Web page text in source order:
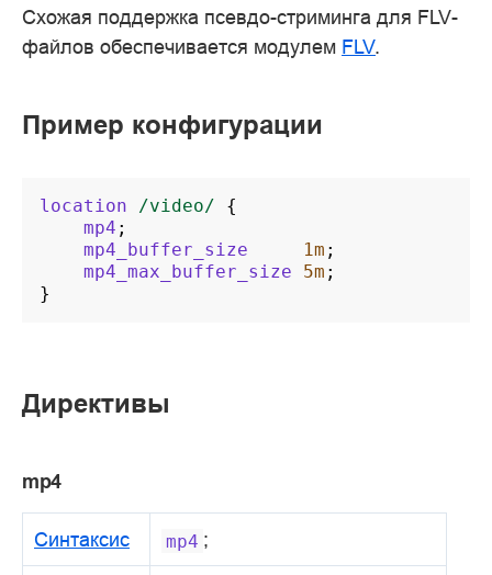
Схожая поддержка псевдо-стриминга для FLV-
файлов обеспечивается модулем FLV.
Пример конфигурации
location /video/
{
mp4 ;
mp4_buffer_size
1m ;
mp4_max_buffer_size
5m ;
}
Директивы
mp4
Синтаксис mp4 ;